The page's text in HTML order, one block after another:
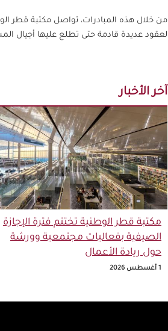
من خلال هذه المبادرات، تواصل مكتبة قطر
لعقود عديدة قادمة حتى تطلع عليها أجيال
آخر الأخبار
مكتبة قطر الوطنية تختتم فترة الإجازة
الصيفية بفعاليات مجتمعية وورشة
حول ريادة الأعمال
1 أغسطس 2026